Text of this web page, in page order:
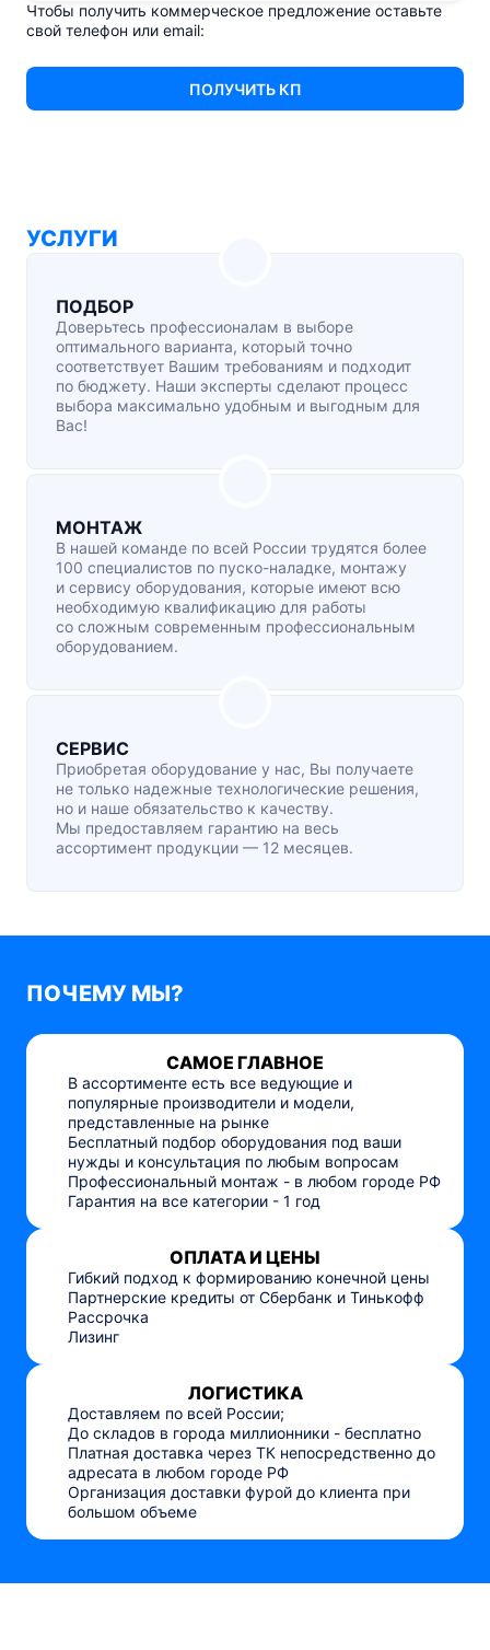
Чтобы получить коммерческое предложение оставьте
свой телефон или email:
ПОЛУЧИТЬ КП
УСЛУГИ
ПОДБОР
Доверьтесь профессионалам в выборе
оптимального варианта, который точно
соответствует Вашим требованиям и подходит
по бюджету. Наши эксперты сделают процесс
выбора максимально удобным и выгодным для
Вас!
МОНТАЖ
В нашей команде по всей России трудятся более
100 специалистов по пуско-наладке, монтажу
и сервису оборудования, которые имеют всю
необходимую квалификацию для работы
со сложным современным профессиональным
оборудованием.
СЕРВИС
Приобретая оборудование у нас, Вы получаете
не только надежные технологические решения,
но и наше обязательство к качеству.
Мы предоставляем гарантию на весь
ассортимент продукции — 12 месяцев.
ПОЧЕМУ МЫ?
САМОЕ ГЛАВНОЕ
В ассортименте есть все ведующие и
популярные производители и модели,
представленные на рынке
Бесплатный подбор оборудования под ваши
нужды и консультация по любым вопросам
Профессиональный монтаж - в любом городе РФ
Гарантия на все категории - 1 год
ОПЛАТА И ЦЕНЫ
Гибкий подход к формированию конечной цены
Партнерские кредиты от Сбербанк и Тинькофф
Рассрочка
Лизинг
ЛОГИСТИКА
Доставляем по всей России;
До складов в города миллионники - бесплатно
Платная доставка через ТК непосредственно до
адресата в любом городе РФ
Организация доставки фурой до клиента при
большом объеме